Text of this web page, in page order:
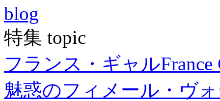
blog
特集 topic
フランス・ギャルFrance
魅惑のフィメール・ヴ